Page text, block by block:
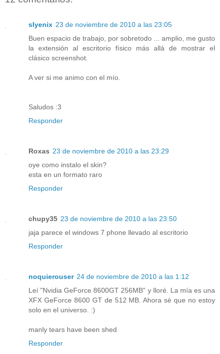
slyenix 23 de noviembre de 2010 a las 23:05
Buen espacio de trabajo, por sobretodo ... amplio, me gusto
la extensión al escritorio físico más allá de mostrar el
clásico screenshot.
A ver si me animo con el mío.
Saludos :3
Responder
Roxas 23 de noviembre de 2010 a las 23:29
oye como instalo el skin?
esta en un formato raro
Responder
chupy35 23 de noviembre de 2010 a las 23:50
jaja parece el windows 7 phone llevado al escritorio
Responder
noquierouser 24 de noviembre de 2010 a las 1:12
Leí "Nvidia GeForce 8600GT 256MB" y lloré. La mía es una
XFX GeForce 8600 GT de 512 MB. Ahora sé que no estoy
solo en el universo. :)
manly tears have been shed
Responder